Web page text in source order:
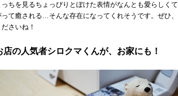
っちを見るちょっぴりとぼけた表情がなんとも愛らしく
って癒される…そんな存在になってくれそうです。ぜひ
ださいね！
店の人気者シロクマくんが、お家にも！